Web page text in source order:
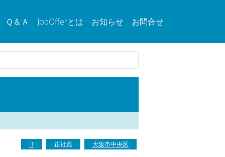
Ｑ＆Ａ JobOfferとは お知らせ お問合せ
IT 正社員 大阪市中央区